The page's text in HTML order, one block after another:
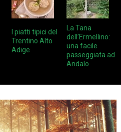
I piatti tipici del
Trentino Alto
Adige
La Tana
dell’Ermellino:
una facile
passeggiata ad
Andalo